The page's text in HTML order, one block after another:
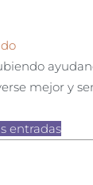
mejor y
entradas